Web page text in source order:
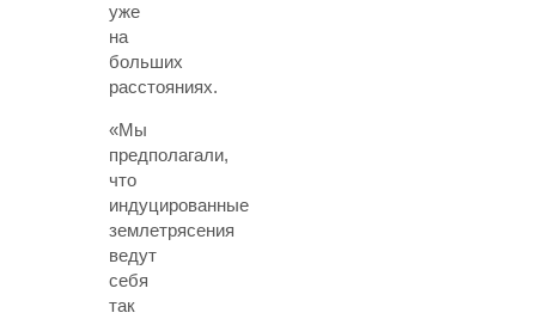
уже
на
больших
расстояниях.
«Мы
предполагали,
что
индуцированные
землетрясения
ведут
себя
так